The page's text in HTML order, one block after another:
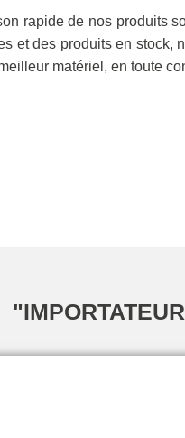
rapide de nos produits
et des produits en stock,
matériel, en toute